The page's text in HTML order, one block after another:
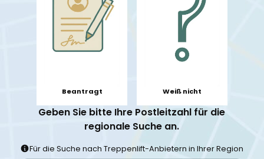
Beantragt Weiß nicht
Geben Sie bitte Ihre Postleitzahl für die
regionale Suche an.
Für die Suche nach Treppenlift-Anbietern in Ihrer Region